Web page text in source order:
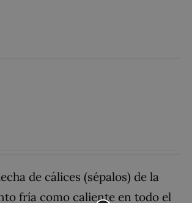
de cálices (sépalos) de la
fría como caliente en todo el